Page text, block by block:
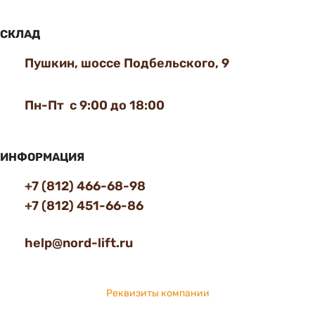
СКЛАД
Пушкин, шоссе Подбельского, 9
Пн-Пт с 9:00 до 18:00
ИНФОРМАЦИЯ
+7 (812) 466-68-98
+7 (812) 451-66-86
help@nord-lift.ru
Реквизиты компании